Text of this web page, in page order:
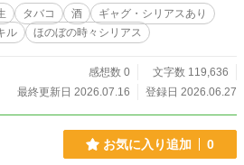
「ヤニカス天使」と「酒カス天使」を従えた
す、ドタバタ異世界珍道中――もとい、ドタ
チン酒道（造語）！ タバコを吸ってはサボ
を感じるのか。 旅の果てに、こんな罰ゲームの
押し付けられた「答え」を見つけることができ
タバコ 酒
ギャグ・シリアスあり
ル ほのぼの時々シリアス
感想数 0
文字数 119,636
最終更新日 2026.07.16
登録日 2026.06.27
お気に入り追加 0